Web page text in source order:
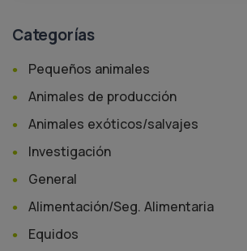
Categorías
Pequeños animales
Animales de producción
Animales exóticos/salvajes
Investigación
General
Alimentación/Seg. Alimentaria
Equidos